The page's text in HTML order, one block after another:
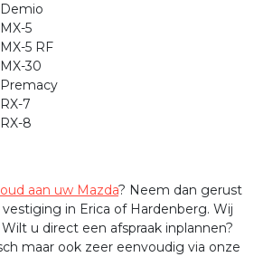
5
5 RF
30
7
8
aan uw Mazda? Neem dan gerust
in Erica of Hardenberg. Wij
u direct een afspraak inplannen?
maar ook zeer eenvoudig via onze